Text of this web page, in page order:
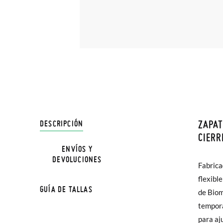
DESCRIPCIÓN
de
para
del
de
ENVÍOS Y
DEVOLUCIONES
En
hasta
poco
En
Sólo
GUÍA DE TALLAS
la
TALLA